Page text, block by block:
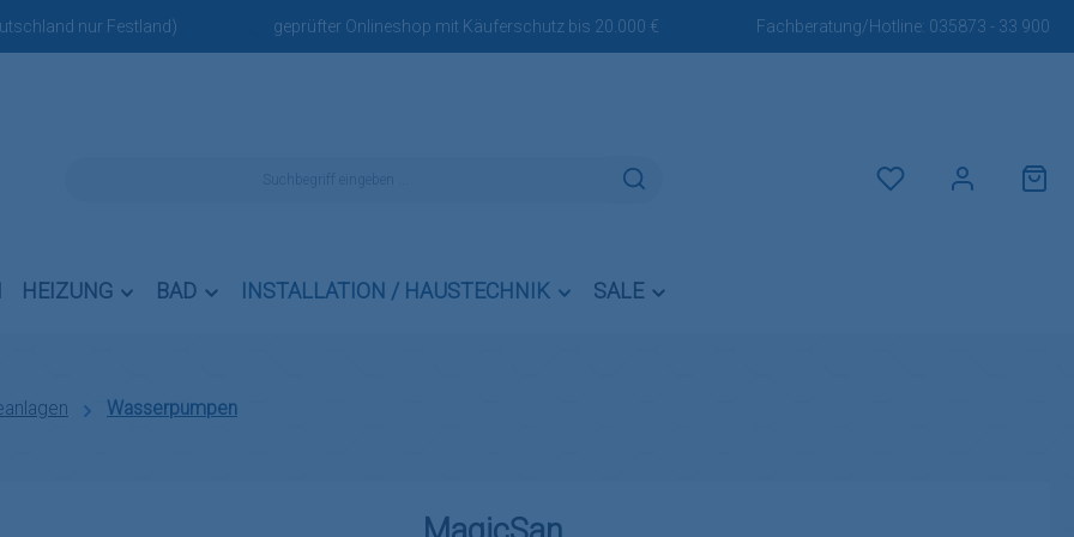
nur Festland) geprüfter Onlineshop mit Käuferschutz bis 20.000 € Fachberatung/Hotline: 035873 - 33 900
HEIZUNG BAD INSTALLATION / HAUSTECHNIK SALE
Wasserpumpen